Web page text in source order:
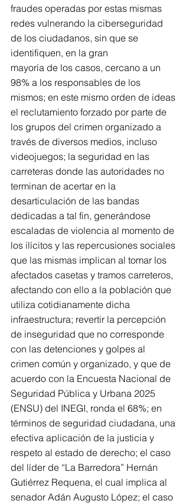
fraudes operadas por estas mismas
redes vulnerando la ciberseguridad
de los ciudadanos, sin que se
identifiquen, en la gran
mayoría de los casos, cercano a un
98% a los responsables de los
mismos; en este mismo orden de ideas
el reclutamiento forzado por parte de
los grupos del crimen organizado a
través de diversos medios, incluso
videojuegos; la seguridad en las
carreteras donde las autoridades no
terminan de acertar en la
desarticulación de las bandas
dedicadas a tal fin, generándose
escaladas de violencia al momento de
los ilícitos y las repercusiones sociales
que las mismas implican al tomar los
afectados casetas y tramos carreteros,
afectando con ello a la población que
utiliza cotidianamente dicha
infraestructura; revertir la percepción
de inseguridad que no corresponde
con las detenciones y golpes al
crimen común y organizado, y que de
acuerdo con la Encuesta Nacional de
Seguridad Pública y Urbana 2025
(ENSU) del INEGI, ronda el 68%; en
términos de seguridad ciudadana, una
efectiva aplicación de la justicia y
respeto al estado de derecho; el caso
del líder de “La Barredora” Hernán
Gutiérrez Requena, el cual implica al
senador Adán Augusto López; el caso